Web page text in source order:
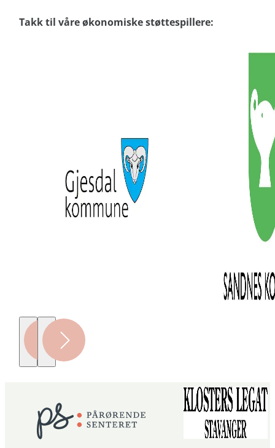
Takk til våre økonomiske støttespillere: